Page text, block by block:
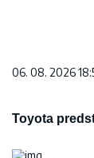
06. 08. 2026
Toyota